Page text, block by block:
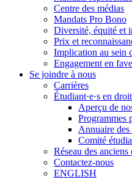
Centre des médias
Mandats Pro Bono
Diversité, équité et
Prix ​​et
Implication au sein
Engagement en
Se joindre à nous
Carrières
Étudiant·e·s en droit
Aperçu de
Programmes
Annuaire des
Comité
Réseau des anciens
Contactez-nous
ENGLISH